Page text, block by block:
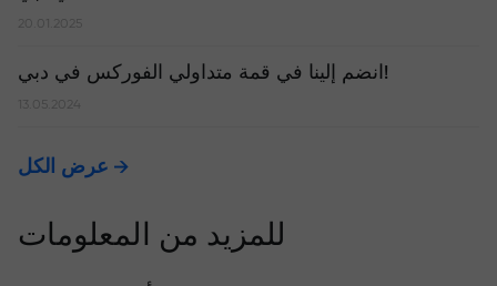
20.01.2025
انضم إلينا في قمة متداولي الفوركس في دبي!
13.05.2024
عرض الكل
للمزيد من المعلومات